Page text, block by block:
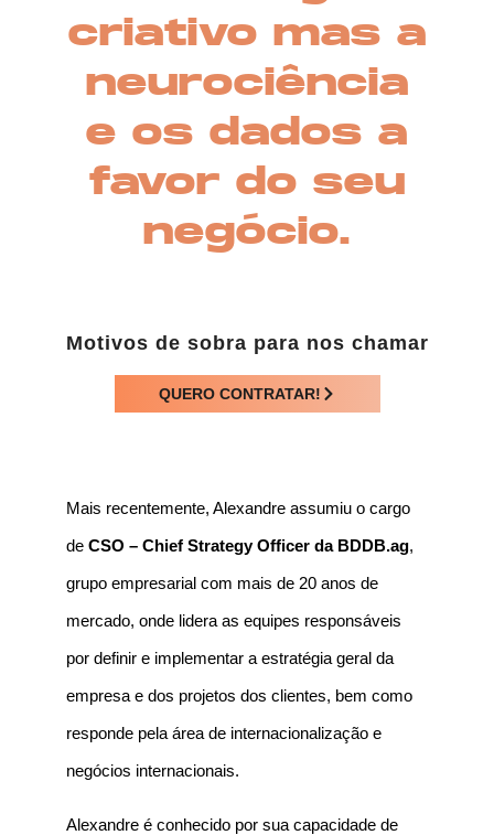
criativo mas a
neurociência
e os dados a
favor do seu
negócio.
Motivos de sobra para nos chamar
QUERO CONTRATAR!
Mais recentemente, Alexandre assumiu o cargo
de CSO – Chief Strategy Officer da BDDB.ag,
grupo empresarial com mais de 20 anos de
mercado, onde lidera as equipes responsáveis
por definir e implementar a estratégia geral da
empresa e dos projetos dos clientes, bem como
responde pela área de internacionalização e
negócios internacionais.
Alexandre é conhecido por sua capacidade de